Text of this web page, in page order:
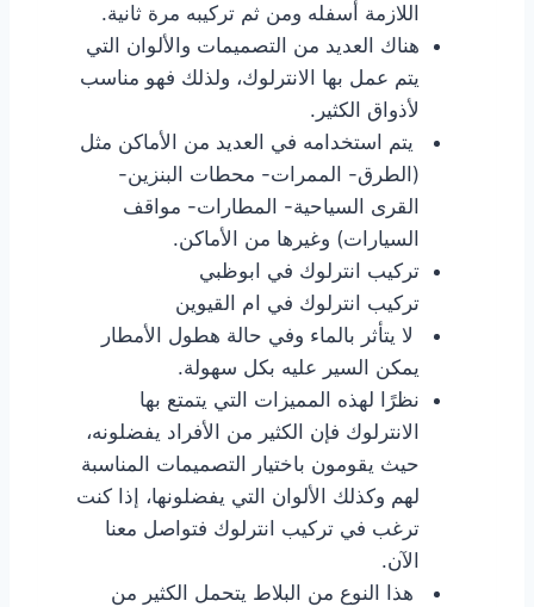
اللازمة أسفله ومن ثم تركيبه مرة ثانية.
هناك العديد من التصميمات والألوان التي
يتم عمل بها الانترلوك، ولذلك فهو مناسب
لأذواق الكثير.
يتم استخدامه في العديد من الأماكن مثل
(الطرق- الممرات- محطات البنزين-
القرى السياحية- المطارات- مواقف
السيارات) وغيرها من الأماكن.
تركيب انترلوك في ابوظبي
تركيب انترلوك في ام القيوين
لا يتأثر بالماء وفي حالة هطول الأمطار
يمكن السير عليه بكل سهولة.
نظرًا لهذه المميزات التي يتمتع بها
الانترلوك فإن الكثير من الأفراد يفضلونه،
حيث يقومون باختيار التصميمات المناسبة
لهم وكذلك الألوان التي يفضلونها، إذا كنت
ترغب في تركيب انترلوك فتواصل معنا
الآن.
هذا النوع من البلاط يتحمل الكثير من